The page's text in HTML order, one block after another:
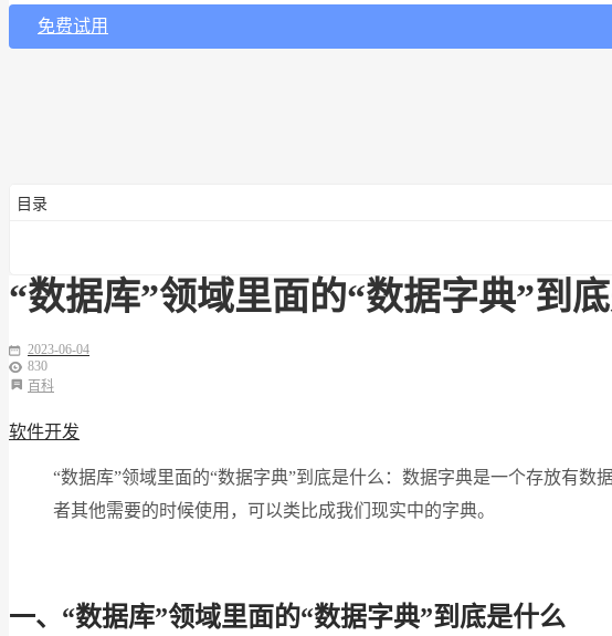
免费试用
目录
“数据库”领域里面的“数据字典”到
2023-06-04
830
百科
软件开发
“数据库”领域里面的“数据字典”到底是什么：数据字典是一个存放有
者其他需要的时候使用，可以类比成我们现实中的字典。
一、“数据库”领域里面的“数据字典”到底是什么